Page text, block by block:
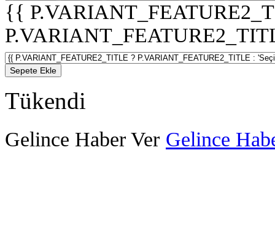
{{
Sepete Ekle
Tükendi
Gelince Haber Ver Gelince